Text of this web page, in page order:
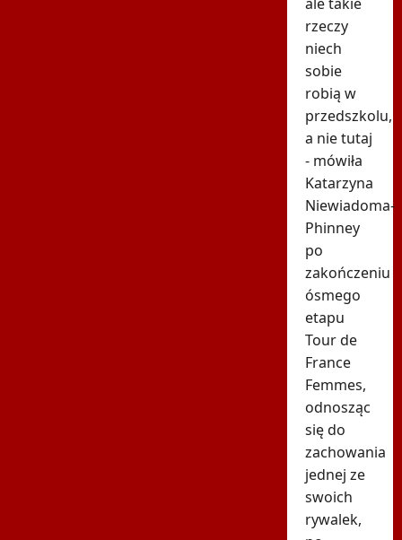
rzeczy
niech
sobie
robią w
przedszkolu,
a nie tutaj
- mówiła
Katarzyna
Niewiadoma-
Phinney
po
zakończeniu
ósmego
etapu
Tour de
France
Femmes,
odnosząc
się do
zachowania
jednej ze
swoich
rywalek,